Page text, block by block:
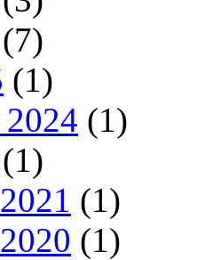
(7)
(1)
2024 (1)
(1)
(1)
(1)